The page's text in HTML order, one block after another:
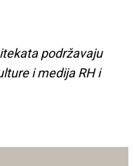
podržavaju
i medija RH i